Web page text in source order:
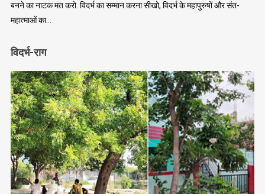
बनने का नाटक मत करो. विदर्भ का सम्मान करना सीखो, विदर्भ के महापुरुषों और संत-
महात्माओं का…
विदर्भ-राग